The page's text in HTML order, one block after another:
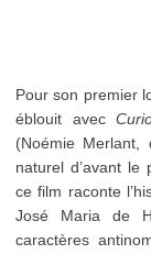
Pour son premier
éblouit avec
(Noémie
naturel d’avant le
ce film raconte
José Maria de
caractères